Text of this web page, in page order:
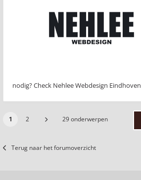
nodig? Check Nehlee Webdesign Eindhoven
1 2 29 onderwerpen
Terug naar het forumoverzicht